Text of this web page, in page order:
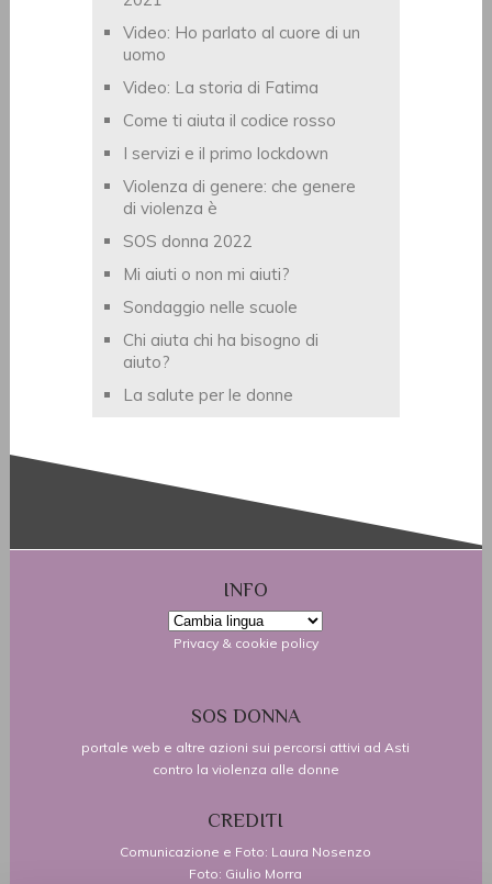
Video: Ho parlato al cuore di un
uomo
Video: La storia di Fatima
Come ti aiuta il codice rosso
I servizi e il primo lockdown
Violenza di genere: che genere
di violenza è
SOS donna 2022
Mi aiuti o non mi aiuti?
Sondaggio nelle scuole
Chi aiuta chi ha bisogno di
aiuto?
La salute per le donne
INFO
Privacy & cookie policy
SOS DONNA
portale web e altre azioni sui percorsi attivi ad Asti
contro la violenza alle donne
CREDITI
Comunicazione e Foto: Laura Nosenzo
Foto: Giulio Morra